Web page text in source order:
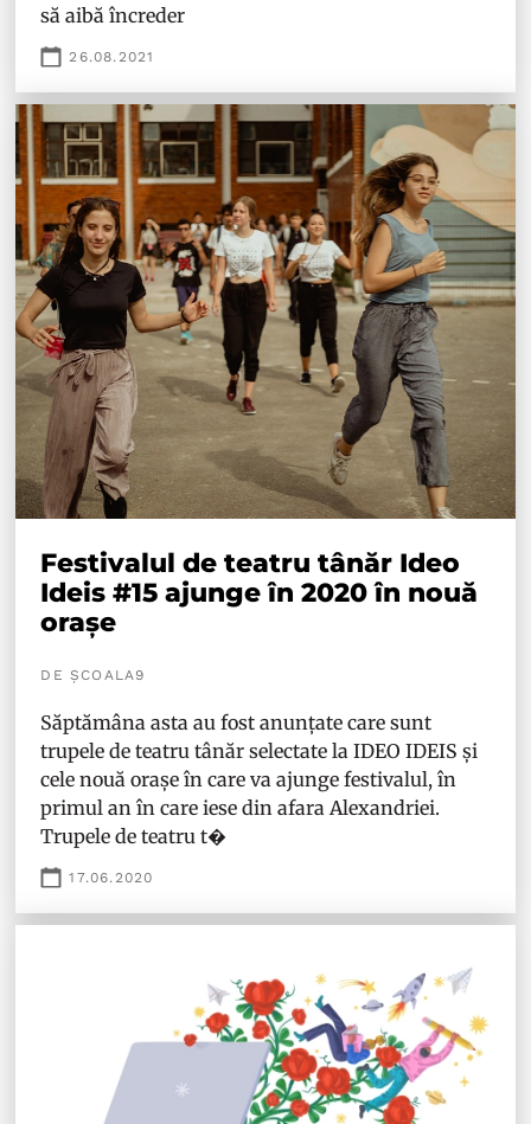
să aibă încreder
26.08.2021
Festivalul de teatru tânăr Ideo
Ideis #15 ajunge în 2020 în nouă
orașe
DE ȘCOALA9
Săptămâna asta au fost anunțate care sunt
trupele de teatru tânăr selectate la IDEO IDEIS și
cele nouă orașe în care va ajunge festivalul, în
primul an în care iese din afara Alexandriei.
Trupele de teatru t�
17.06.2020